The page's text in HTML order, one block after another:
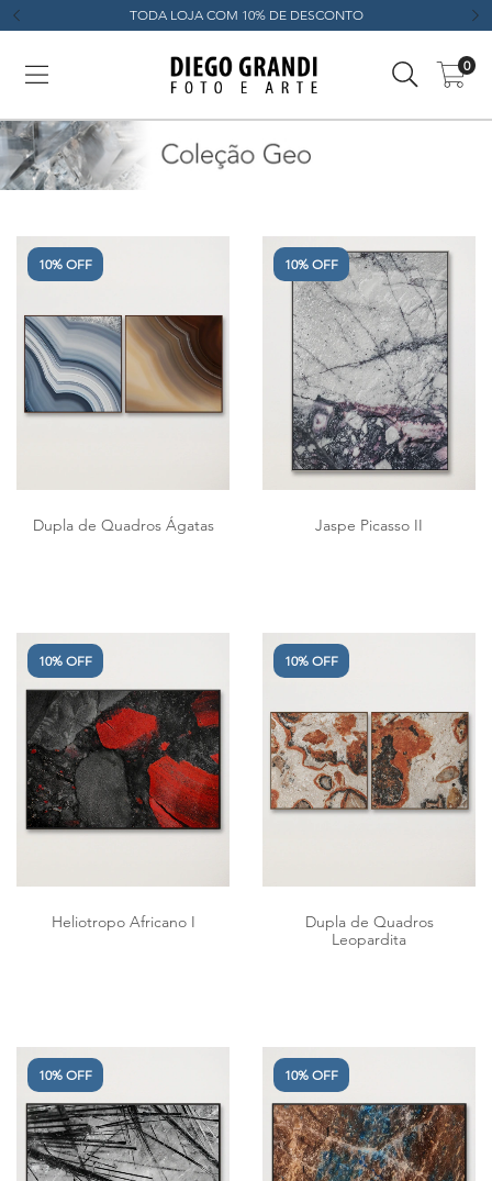
TODA LOJA COM 10% DE DESCONTO
0
10% OFF
Dupla de Quadros Ágatas
10% OFF
Jaspe Picasso II
10% OFF
Heliotropo Africano I
10% OFF
Dupla de Quadros
Leopardita
10% OFF 10% OFF